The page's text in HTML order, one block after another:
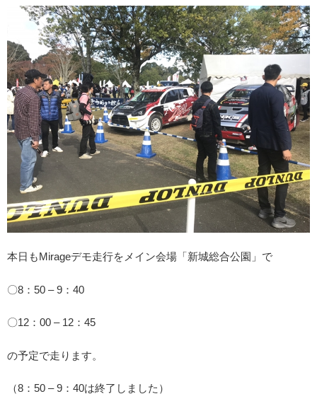
本日もMirageデモ走行をメイン会場「新城総合公園」で
〇8：50 – 9：40
〇12：00 – 12：45
の予定で走ります。
（8：50 – 9：40は終了しました）